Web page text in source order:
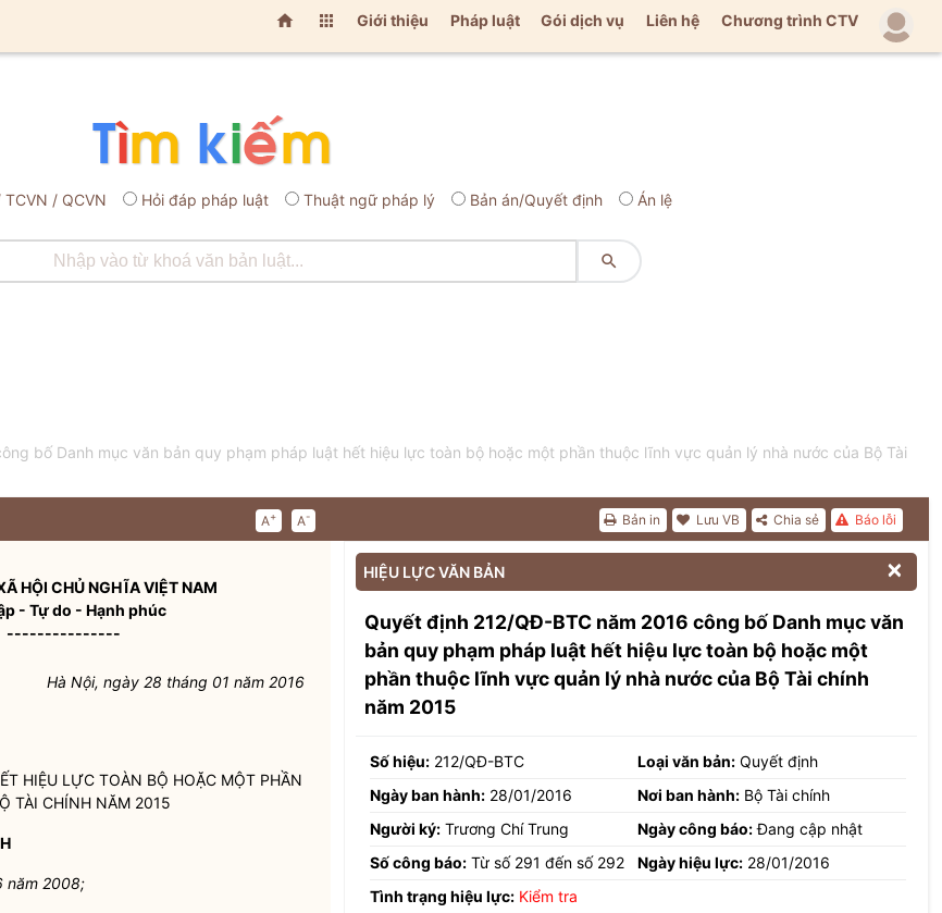
  Giới thiệu Pháp luật Gói dịch vụ Liên hệ Chương trình CTV
TCVN / QCVN Hỏi đáp pháp luật Thuật ngữ pháp lý Bản án/Quyết định Án lệ

bố Danh mục văn bản quy phạm pháp luật hết hiệu lực toàn bộ hoặc một phần thuộc lĩnh vực quản lý nhà nước của Bộ Tài
A+ A- Báo lỗi
Chia sẻ
Lưu VB
Bản in
HỘI CHỦ NGHĨA VIỆT NAM
- Tự do - Hạnh phúc
---------------
Hà Nội, ngày 28 tháng 01 năm 2016
HIỆU LỰC TOÀN BỘ HOẶC MỘT PHẦN
TÀI CHÍNH NĂM 2015
năm 2008;
HIỆU LỰC VĂN BẢN 
Quyết định 212/QĐ-BTC năm 2016 công bố Danh mục văn
bản quy phạm pháp luật hết hiệu lực toàn bộ hoặc một
phần thuộc lĩnh vực quản lý nhà nước của Bộ Tài chính
năm 2015
Số hiệu: 212/QĐ-BTC Loại văn bản: Quyết định
Ngày ban hành: 28/01/2016 Nơi ban hành: Bộ Tài chính
Người ký: Trương Chí Trung Ngày công báo:Đang cập nhật
Số công báo: Từ số 291 đến số 292 Ngày hiệu lực: 28/01/2016
Tình trạng hiệu lực: Kiểm tra